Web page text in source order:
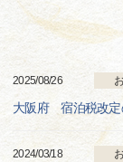
2025/08/26
大阪府 宿泊税改定
2024/03/18